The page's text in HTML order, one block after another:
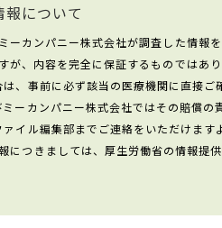
報について
カンパニー株式会社が調査した情報を
、内容を完全に保証するものではあり
、事前に必ず該当の医療機関に直接ご
ーカンパニー株式会社ではその賠償の
イル編集部までご連絡をいただけます
つきましては、厚生労働省の情報提